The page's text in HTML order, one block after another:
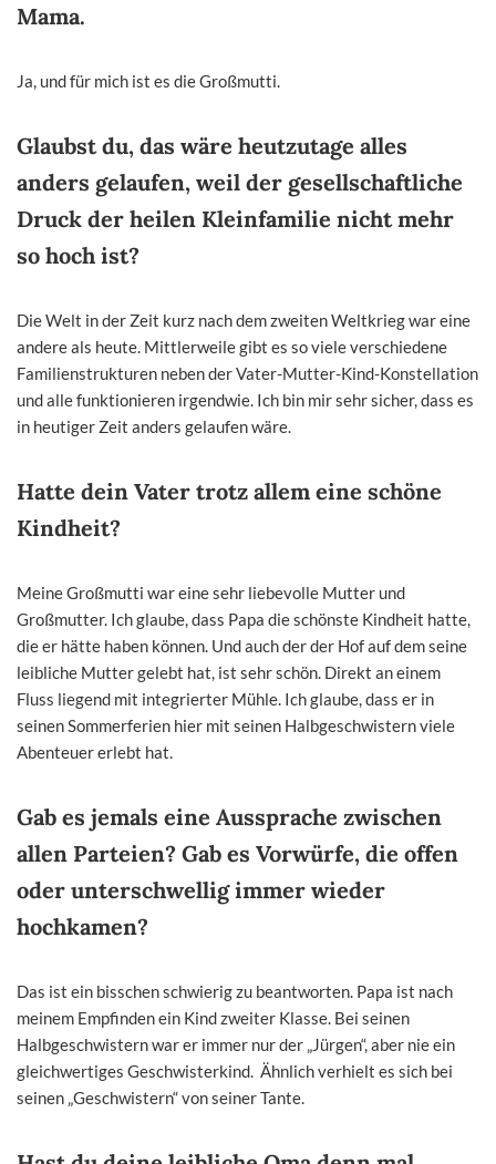
Mama.
Ja, und für mich ist es die Großmutti.
Glaubst du, das wäre heutzutage alles
anders gelaufen, weil der gesellschaftliche
Druck der heilen Kleinfamilie nicht mehr
so hoch ist?
Die Welt in der Zeit kurz nach dem zweiten Weltkrieg war eine
andere als heute. Mittlerweile gibt es so viele verschiedene
Familienstrukturen neben der Vater-Mutter-Kind-Konstellation
und alle funktionieren irgendwie. Ich bin mir sehr sicher, dass es
in heutiger Zeit anders gelaufen wäre.
Hatte dein Vater trotz allem eine schöne
Kindheit?
Meine Großmutti war eine sehr liebevolle Mutter und
Großmutter. Ich glaube, dass Papa die schönste Kindheit hatte,
die er hätte haben können. Und auch der der Hof auf dem seine
leibliche Mutter gelebt hat, ist sehr schön. Direkt an einem
Fluss liegend mit integrierter Mühle. Ich glaube, dass er in
seinen Sommerferien hier mit seinen Halbgeschwistern viele
Abenteuer erlebt hat.
Gab es jemals eine Aussprache zwischen
allen Parteien? Gab es Vorwürfe, die offen
oder unterschwellig immer wieder
hochkamen?
Das ist ein bisschen schwierig zu beantworten. Papa ist nach
meinem Empfinden ein Kind zweiter Klasse. Bei seinen
Halbgeschwistern war er immer nur der „Jürgen“, aber nie ein
gleichwertiges Geschwisterkind. Ähnlich verhielt es sich bei
seinen „Geschwistern“ von seiner Tante.